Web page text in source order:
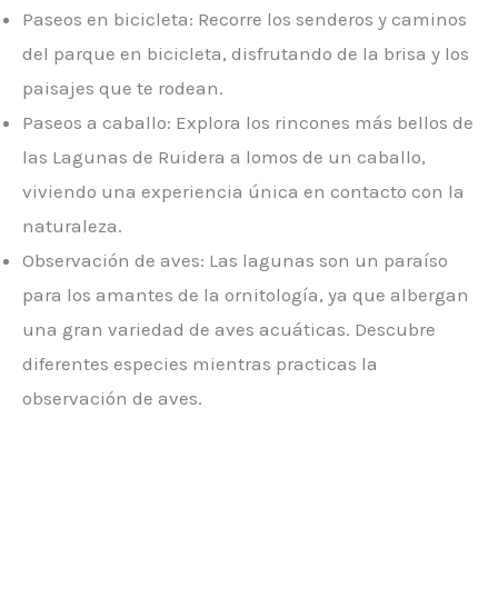
Paseos en bicicleta: Recorre los senderos y caminos
del parque en bicicleta, disfrutando de la brisa y los
paisajes que te rodean.
Paseos a caballo: Explora los rincones más bellos de
las Lagunas de Ruidera a lomos de un caballo,
viviendo una experiencia única en contacto con la
naturaleza.
Observación de aves: Las lagunas son un paraíso
para los amantes de la ornitología, ya que albergan
una gran variedad de aves acuáticas. Descubre
diferentes especies mientras practicas la
observación de aves.